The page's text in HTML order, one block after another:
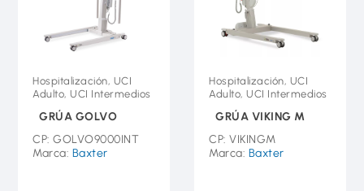
Hospitalización, UCI
Adulto, UCI Intermedios
GRÚA GOLVO
CP: GOLVO9000INT
Marca: Baxter
Hospitalización, UCI
Adulto, UCI Intermedios
GRÚA VIKING M
CP: VIKINGM
Marca: Baxter